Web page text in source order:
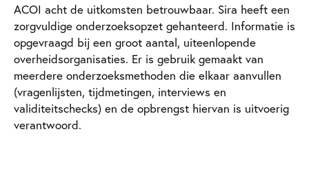
ACOI acht de uitkomsten betrouwbaar. Sira heeft een
zorgvuldige onderzoeksopzet gehanteerd. Informatie is
opgevraagd bij een groot aantal, uiteenlopende
overheidsorganisaties. Er is gebruik gemaakt van
meerdere onderzoeksmethoden die elkaar aanvullen
(vragenlijsten, tijdmetingen, interviews en
validiteitschecks) en de opbrengst hiervan is uitvoerig
verantwoord.